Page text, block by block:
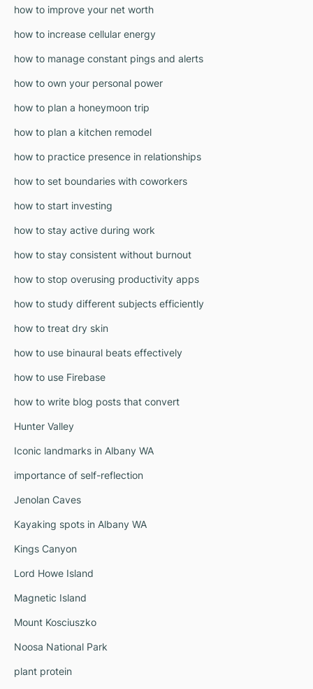
how to improve your net worth
how to increase cellular energy
how to manage constant pings and alerts
how to own your personal power
how to plan a honeymoon trip
how to plan a kitchen remodel
how to practice presence in relationships
how to set boundaries with coworkers
how to start investing
how to stay active during work
how to stay consistent without burnout
how to stop overusing productivity apps
how to study different subjects efficiently
how to treat dry skin
how to use binaural beats effectively
how to use Firebase
how to write blog posts that convert
Hunter Valley
Iconic landmarks in Albany WA
importance of self-reflection
Jenolan Caves
Kayaking spots in Albany WA
Kings Canyon
Lord Howe Island
Magnetic Island
Mount Kosciuszko
Noosa National Park
plant protein